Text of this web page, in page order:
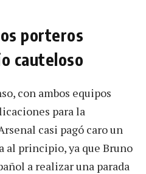
porteros
cauteloso
con ambos equipos
para la
casi pagó caro un
al principio, ya que Bruno
a realizar una parada